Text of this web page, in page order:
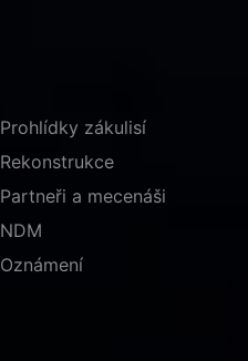
Prohlídky zákulisí
Rekonstrukce
Partneři a mecenáši
NDM
Oznámení